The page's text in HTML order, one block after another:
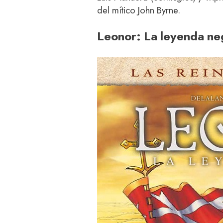
del mítico John Byrne.
Leonor: La leyenda